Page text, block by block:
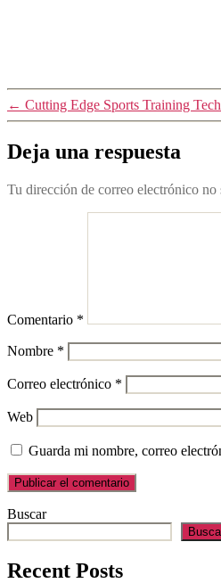
← Cutting Edge Sports Training
Deja una respuesta
Tu dirección de correo electrónico no
Comentario *
Nombre *
Correo electrónico *
Web
Guarda mi nombre, correo
Buscar
Recent Posts